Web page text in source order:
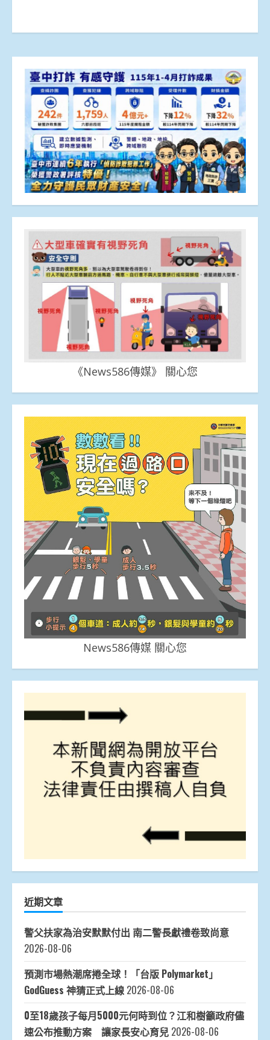
《News586傳媒》 關心您
News586傳媒 關心您
近期文章
警父扶家為治安默默付出 南二警長獻禮卷致尚意
2026-08-06
預測市場熱潮席捲全球！「台版 Polymarket」
GodGuess 神猜正式上線 2026-08-06
0至18歲孩子每月5000元何時到位？江和樹籲政府儘
速公布推動方案 讓家長安心育兒 2026-08-06